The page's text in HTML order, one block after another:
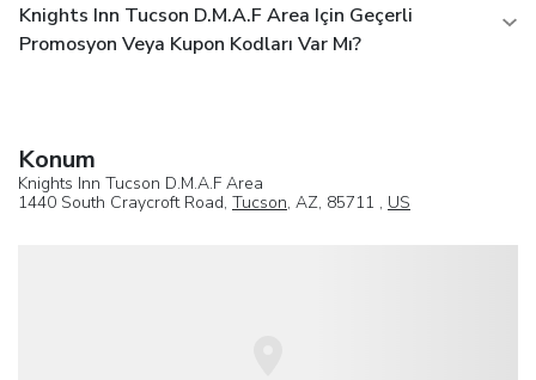
Knights Inn Tucson D.M.A.F Area Için Geçerli
Promosyon Veya Kupon Kodları Var Mı?
Konum
Knights Inn Tucson D.M.A.F Area
1440 South Craycroft Road, Tucson, AZ, 85711 , US